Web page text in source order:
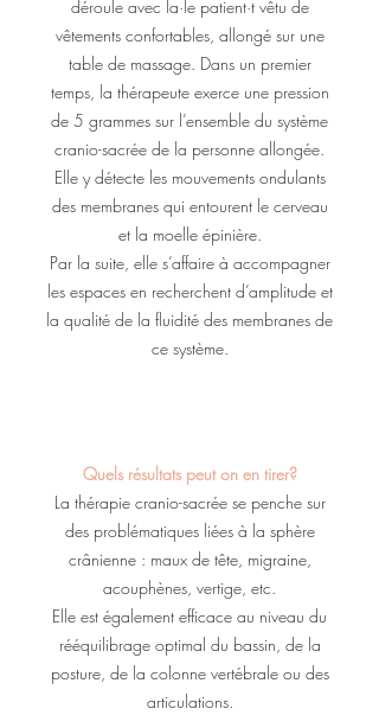
déroule avec la·le patient·t vêtu de
vêtements confortables, allongé sur une
table de massage. Dans un premier
temps, la thérapeute exerce une pression
de 5 grammes sur l’ensemble du système
cranio-sacrée de la personne allongée.
Elle y détecte les mouvements ondulants
des membranes qui entourent le cerveau
et la moelle épinière.
Par la suite, elle s’affaire à accompagner
les espaces en recherchent d’amplitude et
la qualité de la fluidité des membranes de
ce système.
Quels résultats peut on en tirer?
La thérapie cranio-sacrée se penche sur
des problématiques liées à la sphère
crânienne : maux de tête, migraine,
acouphènes, vertige, etc.
Elle est également efficace au niveau du
rééquilibrage optimal du bassin, de la
posture, de la colonne vertébrale ou des
articulations.